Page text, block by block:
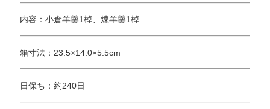
内容：小倉羊羹1棹、煉羊羹1棹
箱寸法：23.5×14.0×5.5cm
日保ち：約240日